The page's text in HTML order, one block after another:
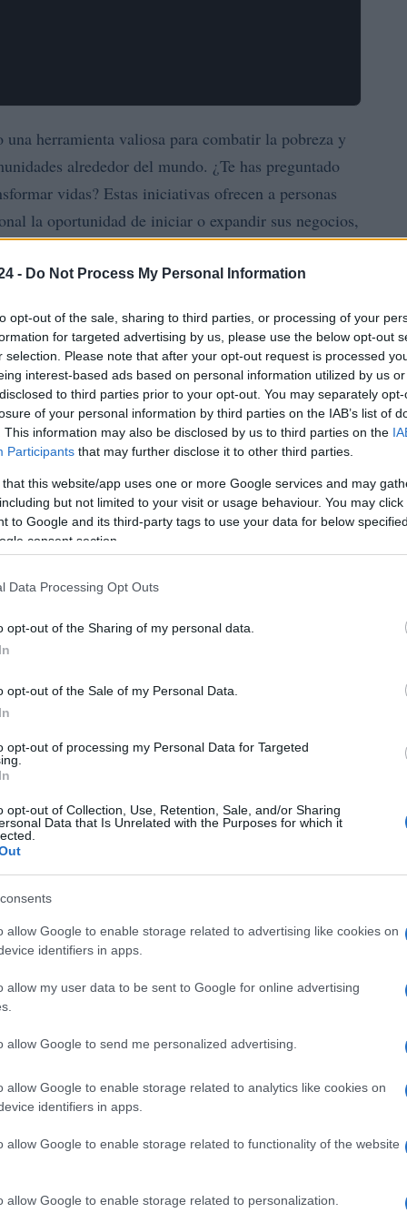
- Do Not Process My Personal Information
opt-out of the sale, sharing to third parties, or processing of your
for targeted advertising by us, please use the below opt-out
selection. Please note that after your opt-out request is processed
interest-based ads based on personal information utilized by us
to third parties prior to your opt-out. You may separately
of your personal information by third parties on the IAB’s list of
This information may also be disclosed by us to third parties on the
Participants that may further disclose it to other third parties.
that this website/app uses one or more Google services and may
but not limited to your visit or usage behaviour. You may
to Google and its third-party tags to use your data for below
consent section.
Data Processing Opt Outs
opt-out of the Sharing of my personal data.
opt-out of the Sale of my Personal Data.
opt-out of processing my Personal Data for Targeted
opt-out of Collection, Use, Retention, Sale, and/or Sharing
Data that Is Unrelated with the Purposes for which it
allow Google to enable storage related to advertising like cookies on
identifiers in apps.
allow my user data to be sent to Google for online advertising
allow Google to send me personalized advertising.
allow Google to enable storage related to analytics like cookies on
identifiers in apps.
allow Google to enable storage related to functionality of the website
allow Google to enable storage related to personalization.
una herramienta valiosa para combatir la pobreza y
alrededor del mundo. ¿Te has preguntado
vidas? Estas iniciativas ofrecen a personas
la oportunidad de iniciar o expandir sus negocios,
artículo, analizaremos la importancia de los
impacto social en las comunidades.
la forma en que las personas acceden a
por el economista bangladesí Muhammad Yunus,
observó que muchas personas en su país carecían
a la falta de garantías y a la pobreza extrema. Su
cantidades de dinero a quienes lo necesitaban,
su autonomía económica.
ha sido replicado en numerosos países,
al desarrollo de microempresas. Las
bancos han reconocido en este sistema una
inclusivos. Así, cada vez más personas de
les eran negados. ¿Acaso no es
y comunidades enteras?
fundamental para el
a capital, estos créditos permiten a los
empleo, sino que también aumentan la
negocios, los microcréditos a menudo se